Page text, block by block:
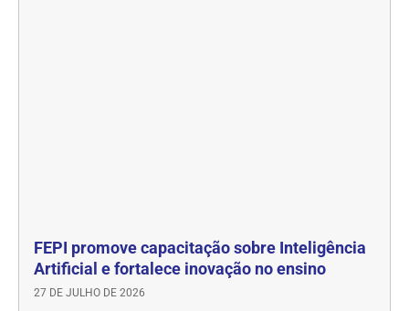
FEPI promove capacitação sobre Inteligência
Artificial e fortalece inovação no ensino
27 DE JULHO DE 2026